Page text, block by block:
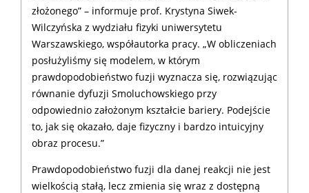
złożonego” – informuje prof. Krystyna Siwek-
Wilczyńska z wydziału fizyki uniwersytetu
Warszawskiego, współautorka pracy. „W obliczeniach
posłużyliśmy się modelem, w którym
prawdopodobieństwo fuzji wyznacza się, rozwiązując
równanie dyfuzji Smoluchowskiego przy
odpowiednio założonym kształcie bariery. Podejście
to, jak się okazało, daje fizyczny i bardzo intuicyjny
obraz procesu.”
Prawdopodobieństwo fuzji dla danej reakcji nie jest
wielkością stałą, lecz zmienia się wraz z dostępną